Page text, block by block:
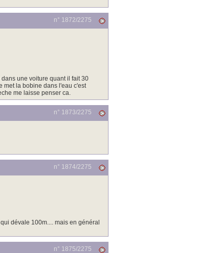
n° 1872/2275
une voiture quant il fait 30
met la bobine dans l'eau c'est
me laisse penser ca.
n° 1873/2275
n° 1874/2275
dévale 100m.... mais en général
n° 1875/2275